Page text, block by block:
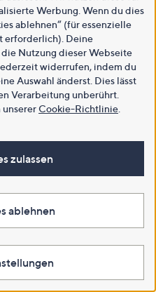
Werbung. Wenn du dies
ablehnen“ (für essenzielle
erforderlich). Deine
Nutzung dieser Webseite
widerrufen, indem du
Auswahl änderst. Dies lässt
Verarbeitung unberührt.
Cookie-Richtlinie
zulassen
ablehnen